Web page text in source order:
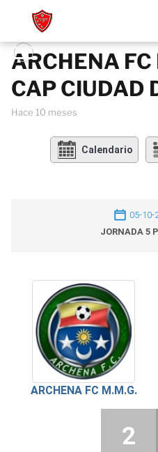
ARCHENA FC
CAP CIUDAD
hace 10 meses
Calendario
05-10-
JORNADA 5
ARCHENA FC M.M.G.
2